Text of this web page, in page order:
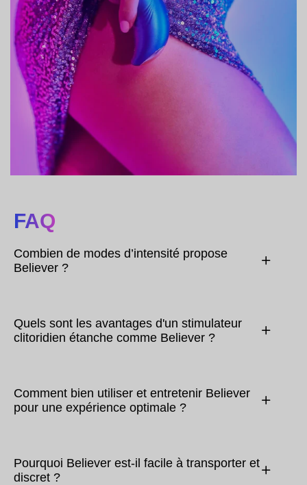
FAQ
Combien de modes d’intensité propose
Believer ?
Quels sont les avantages d'un stimulateur
clitoridien étanche comme Believer ?
Comment bien utiliser et entretenir Believer
pour une expérience optimale ?
Pourquoi Believer est-il facile à transporter et
discret ?